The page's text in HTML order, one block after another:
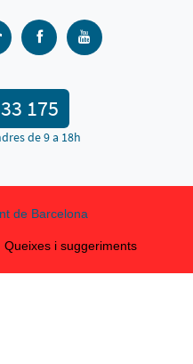
175
de 9 a 18h
Queixes i suggeriments